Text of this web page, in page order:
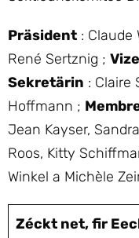
Präsident : Claude
René Sertznig ;
Sekretärin : Claire
Hoffmann ;
Jean Kayser,
Roos, Kitty
Winkel a Michèle
Zéckt net, fir